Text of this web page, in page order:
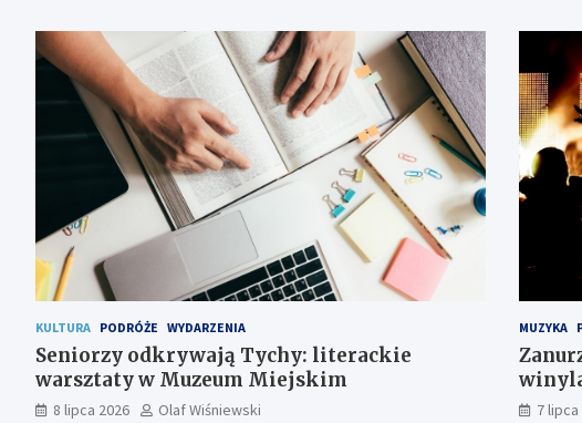
KULTURA PODRÓŻE WYDARZENIA
Seniorzy odkrywają Tychy: literackie
warsztaty w Muzeum Miejskim
8 lipca 2026
Olaf Wiśniewski
MUZYKA
7 lipca